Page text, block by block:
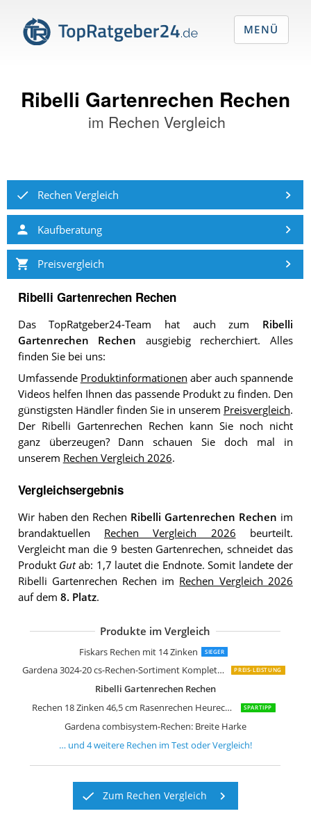
Ribelli Gartenrechen Rechen
im Rechen Vergleich
Rechen Vergleich
Kaufberatung
Preisvergleich
Ribelli Gartenrechen Rechen
Das TopRatgeber24-Team hat auch zum Ribelli
Gartenrechen Rechen ausgiebig recherchiert. Alles
finden Sie bei uns:
Umfassende Produktinformationen aber auch spannende
Videos helfen Ihnen das passende Produkt zu finden. Den
günstigsten Händler finden Sie in unserem Preisvergleich.
Der Ribelli Gartenrechen Rechen kann Sie noch nicht
ganz überzeugen? Dann schauen Sie doch mal in
unserem Rechen Vergleich 2026.
Vergleichsergebnis
Wir haben den Rechen Ribelli Gartenrechen Rechen im
brandaktuellen Rechen Vergleich 2026 beurteilt.
Vergleicht man die 9 besten Gartenrechen, schneidet das
Produkt Gutab: 1,7 lautet die Endnote. Somit landete der
Ribelli Gartenrechen Rechen im Rechen Vergleich 2026
auf dem 8. Platz.
Produkte im Vergleich
Fiskars Rechen mit 14 Zinken SIEGER
Gardena 3024-20 cs-Rechen-Sortiment Komplettgerät PREIS-LEISTUNG
Ribelli Gartenrechen Rechen
Rechen 18 Zinken 46,5 cm Rasenrechen Heurechen Harke K_103
SPARTIPP
Gardena combisystem-Rechen: Breite Harke
Fiskars Rechen mit 16 Zinken
Unimet Green Tower Gartenrechen
… und 4weitere Rechen im Test oder Vergleich!
Zum Rechen Vergleich
MENÜ